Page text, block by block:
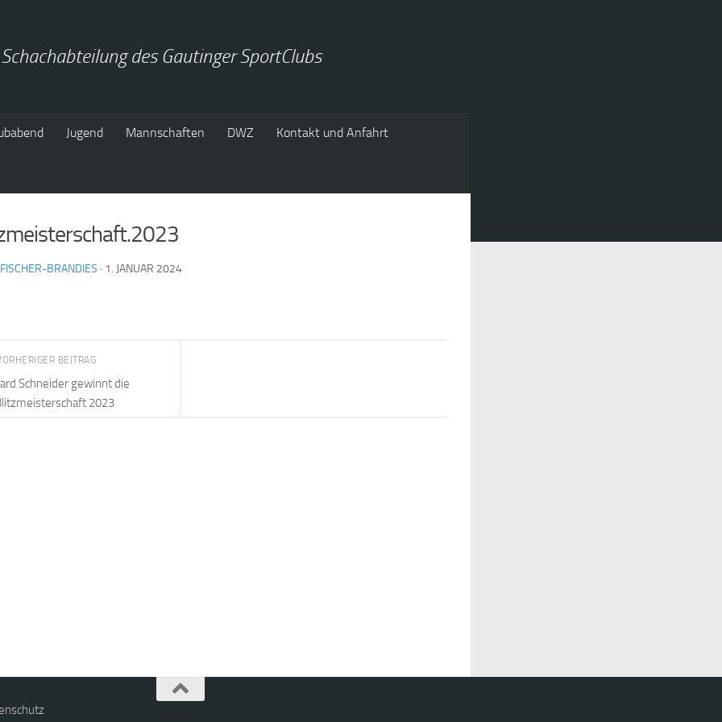
des Gautinger SportClubs
Jugend Mannschaften DWZ Kontakt und Anfahrt
BRANDIES · 1. JANUAR 2024
BEITRAG
Schneider gewinnt die
2023